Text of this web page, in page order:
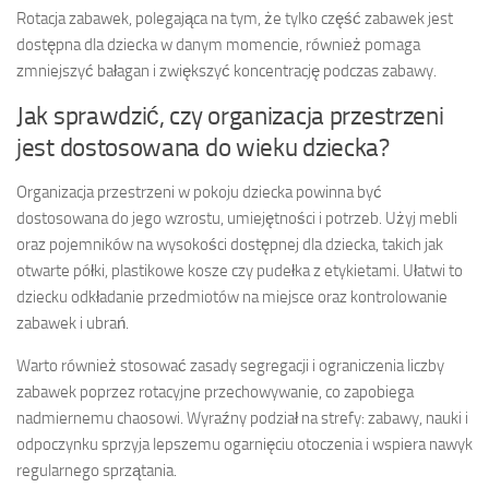
Rotacja zabawek, polegająca na tym, że tylko część zabawek jest
dostępna dla dziecka w danym momencie, również pomaga
zmniejszyć bałagan i zwiększyć koncentrację podczas zabawy.
Jak sprawdzić, czy organizacja przestrzeni
jest dostosowana do wieku dziecka?
Organizacja przestrzeni w pokoju dziecka powinna być
dostosowana do jego wzrostu, umiejętności i potrzeb. Użyj mebli
oraz pojemników na wysokości dostępnej dla dziecka, takich jak
otwarte półki, plastikowe kosze czy pudełka z etykietami. Ułatwi to
dziecku odkładanie przedmiotów na miejsce oraz kontrolowanie
zabawek i ubrań.
Warto również stosować zasady segregacji i ograniczenia liczby
zabawek poprzez rotacyjne przechowywanie, co zapobiega
nadmiernemu chaosowi. Wyraźny podział na strefy: zabawy, nauki i
odpoczynku sprzyja lepszemu ogarnięciu otoczenia i wspiera nawyk
regularnego sprzątania.